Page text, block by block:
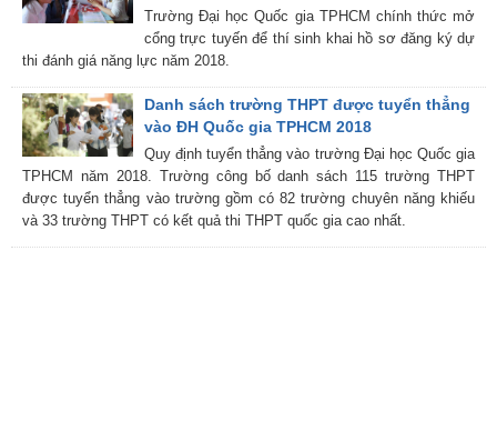
Trường Đại học Quốc gia TPHCM chính thức mở
cổng trực tuyến để thí sinh khai hồ sơ đăng ký dự
thi đánh giá năng lực năm 2018.
Danh sách trường THPT được tuyển thẳng
vào ĐH Quốc gia TPHCM 2018
Quy định tuyển thẳng vào trường Đại học Quốc gia
TPHCM năm 2018. Trường công bố danh sách 115 trường THPT
được tuyển thẳng vào trường gồm có 82 trường chuyên năng khiếu
và 33 trường THPT có kết quả thi THPT quốc gia cao nhất.